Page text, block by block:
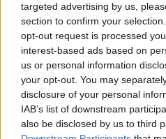
targeted advertising by us,
section to confirm your
opt-out request is processed
interest-based ads based on
us or personal information
your opt-out. You may
disclosure of your personal
IAB’s list of downstream
also be disclosed by us to third
a lassan ölő méreg
BDK•2019. július 04.